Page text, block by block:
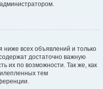
всех объявлений и только
достаточно важную
их по возможности. Так же, как
тем